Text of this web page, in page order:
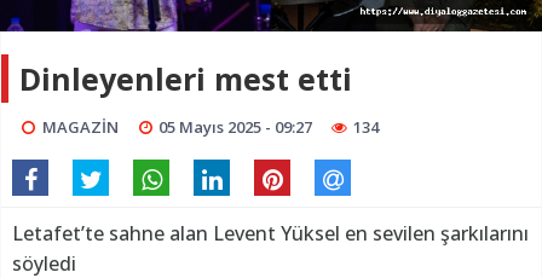
Dinleyenleri mest etti
MAGAZİN 05 Mayıs 2025 - 09:27 134
Letafet’te sahne alan Levent Yüksel en sevilen şarkılarını
söyledi